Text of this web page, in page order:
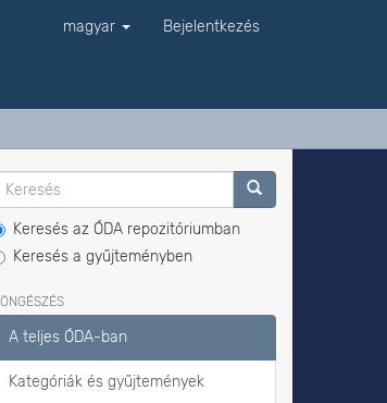
magyar Bejelentkezés
Keresés az ÓDA repozitóriumban
Keresés a gyűjteményben
A teljes ÓDA-ban
Kategóriák és gyűjtemények